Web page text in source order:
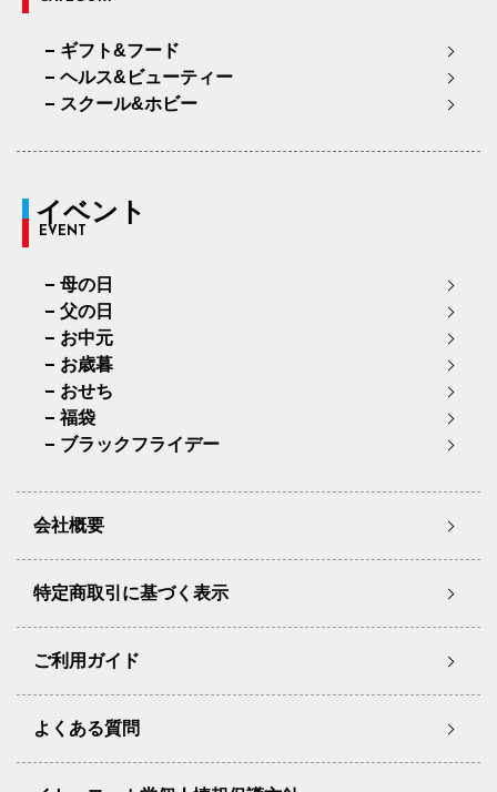
ギフト&フード
ヘルス&ビューティー
スクール&ホビー
イベント
EVENT
母の日
父の日
お中元
お歳暮
おせち
福袋
ブラックフライデー
会社概要
特定商取引に基づく表示
ご利用ガイド
よくある質問